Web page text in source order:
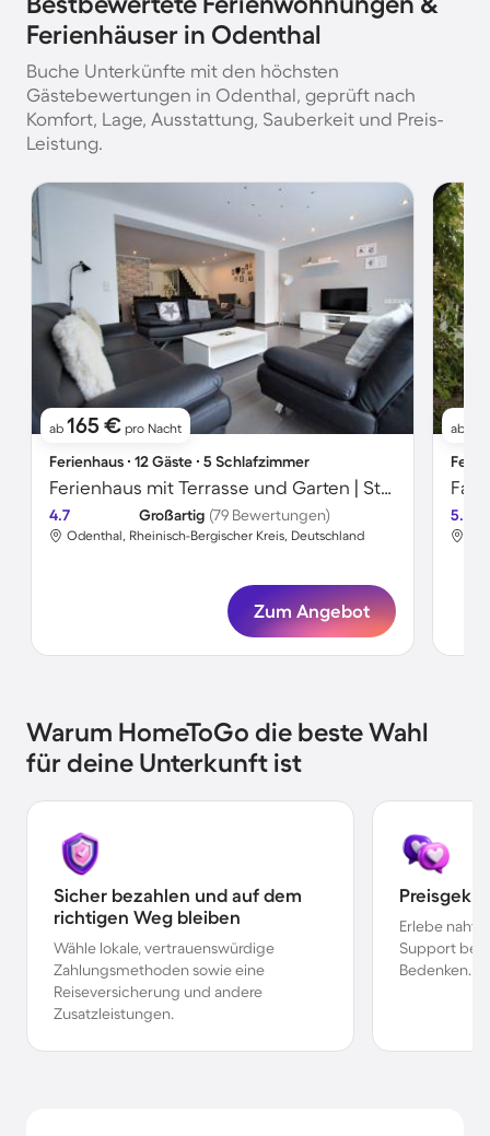
Ferienhäuser in Odenthal
Buche Unterkünfte mit den höchsten
Gästebewertungen in Odenthal, geprüft nach
Komfort, Lage, Ausstattung, Sauberkeit und Preis-
Leistung.
ab 165 € pro Nacht
Ferienhaus ∙ 12 Gäste ∙ 5 Schlafzimmer
Ferienhaus mit Terrasse und Garten | Stadtblick | Perfekt für die Arbeit von Zuhause
4.7 Großartig (79 Bewertungen)
Odenthal, Rheinisch-Bergischer Kreis, Deutschland
Zum Angebot
ab
5.0
Warum HomeToGo die beste Wahl
für deine Unterkunft ist
Sicher bezahlen und auf dem
richtigen Weg bleiben
Wähle lokale, vertrauenswürdige
Zahlungsmethoden sowie eine
Reiseversicherung und andere
Zusatzleistungen.
Erlebe
Support bei
Bedenken.